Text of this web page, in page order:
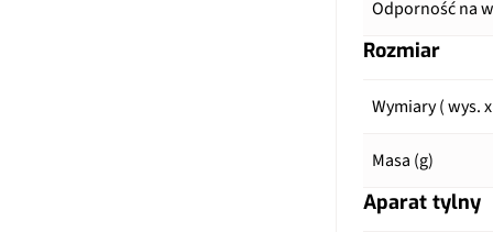
Odporność na
Rozmiar
Wymiary ( wys.
Masa (g)
Aparat tylny